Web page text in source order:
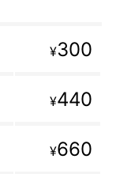
¥300
¥440
¥660